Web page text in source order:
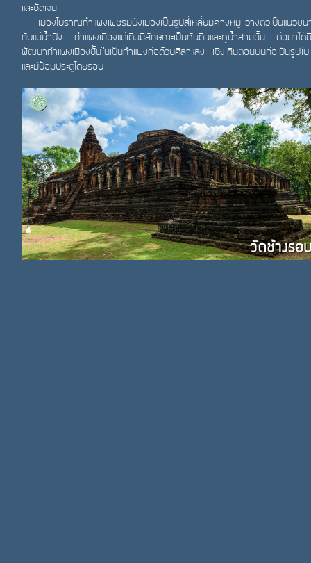
และชัดเจน
เมืองโบราณกำแพงเพชรมีผังเมืองเป็นรูปสี่เหลี่ยมคางหมู วางตัวเป็นแนวขน
กับแม่น้ำปิง กำแพงเมืองแต่เดิมมีลักษณะเป็นคันดินและคูน้ำสามชั้น ต่อมาได้
พัฒนากำแพงเมืองชั้นในเป็นกำแพงก่อด้วยศิลาแลง เชิงเทินตอนบนก่อเป็นรูปใบ
และมีป้อมประตูโดยรอบ